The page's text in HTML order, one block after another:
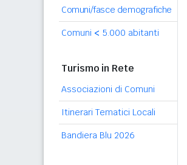
Comuni/fasce demografiche
Comuni < 5.000 abitanti
Turismo in Rete
Associazioni di Comuni
Itinerari Tematici Locali
Bandiera Blu 2026